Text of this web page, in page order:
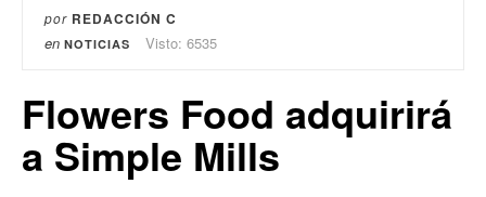
por REDACCIÓN C
en NOTICIAS Visto: 6535
Flowers Food adquirirá
a Simple Mills